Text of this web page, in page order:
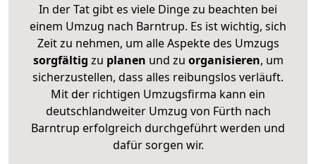
In der Tat gibt es viele Dinge zu beachten bei
einem Umzug nach Barntrup. Es ist wichtig, sich
Zeit zu nehmen, um alle Aspekte des Umzugs
sorgfältig zu planen und zu organisieren, um
sicherzustellen, dass alles reibungslos verläuft.
Mit der richtigen Umzugsfirma kann ein
deutschlandweiter Umzug von Fürth nach
Barntrup erfolgreich durchgeführt werden und
dafür sorgen wir.